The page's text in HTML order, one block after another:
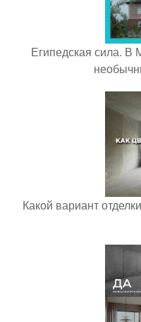
Египедская сила.
Какой вариант